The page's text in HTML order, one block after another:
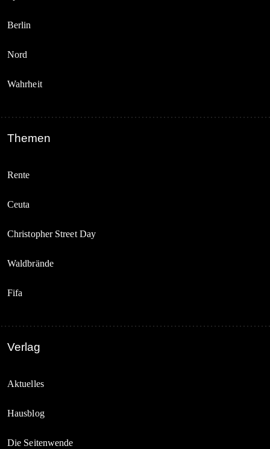
Berlin
Nord
Wahrheit
Themen
Rente
Ceuta
Christopher Street Day
Waldbrände
Fifa
Verlag
Aktuelles
Hausblog
Die Seitenwende